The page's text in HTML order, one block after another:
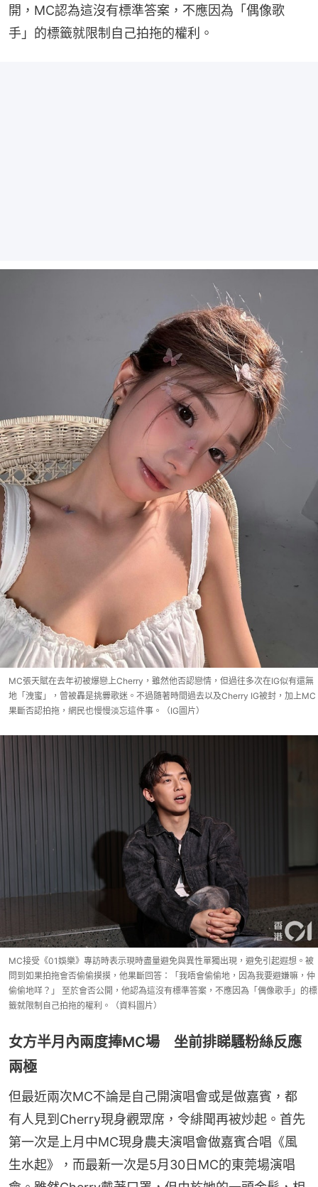
開，MC認為這沒有標準答案，不應因為「偶像歌
手」的標籤就限制自己拍拖的權利。
MC張天賦在去年初被爆戀上Cherry，雖然他否認戀情，但過往多次在IG似有還無
地「洩蜜」，曾被轟是挑釁歌迷。不過隨著時間過去以及Cherry IG被封，加上MC
果斷否認拍拖，網民也慢慢淡忘這件事。（IG圖片）
MC接受《01娛樂》專訪時表示現時盡量避免與異性單獨出現，避免引起遐想。被
問到如果拍拖會否偷偷摸摸，他果斷回答：「我唔會偷偷地，因為我要避嫌嘛，仲
偷偷地咩？」 至於會否公開，他認為這沒有標準答案，不應因為「偶像歌手」的標
籤就限制自己拍拖的權利。（資料圖片）
女方半月內兩度捧MC場 坐前排睇騷粉絲反應
兩極
但最近兩次MC不論是自己開演唱會或是做嘉賓，都
有人見到Cherry現身觀眾席，令緋聞再被炒起。首先
第一次是上月中MC現身農夫演唱會做嘉賓合唱《風
生水起》，而最新一次是5月30日MC的東莞場演唱